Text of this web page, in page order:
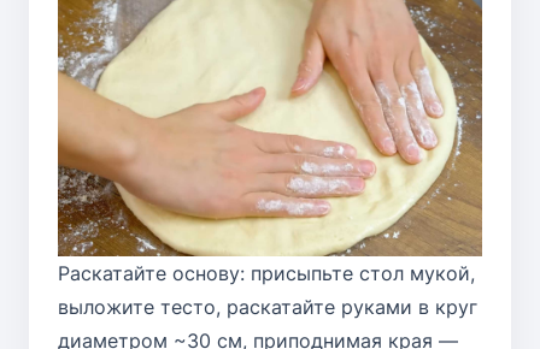
Раскатайте основу: присыпьте стол мукой,
выложите тесто, раскатайте руками в круг
диаметром ~30 см, приподнимая края —